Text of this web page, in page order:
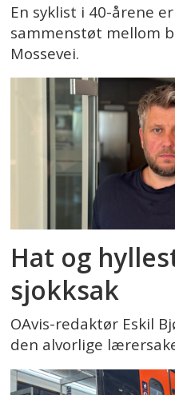
En syklist i 40-årene
sammenstøt mellom
Mossevei.
Hat og
sjokksak
OAvis-redaktør Eskil
den alvorlige